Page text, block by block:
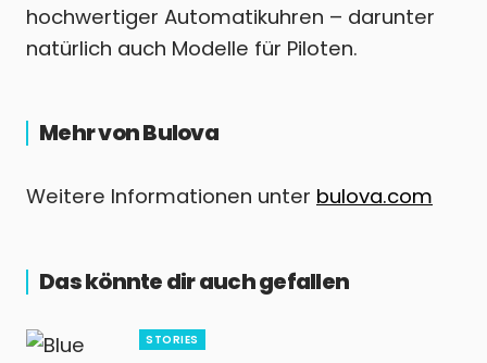
hochwertiger Automatikuhren – darunter
natürlich auch Modelle für Piloten.
Mehr von Bulova
Weitere Informationen unter bulova.com
Das könnte dir auch gefallen
STORIES